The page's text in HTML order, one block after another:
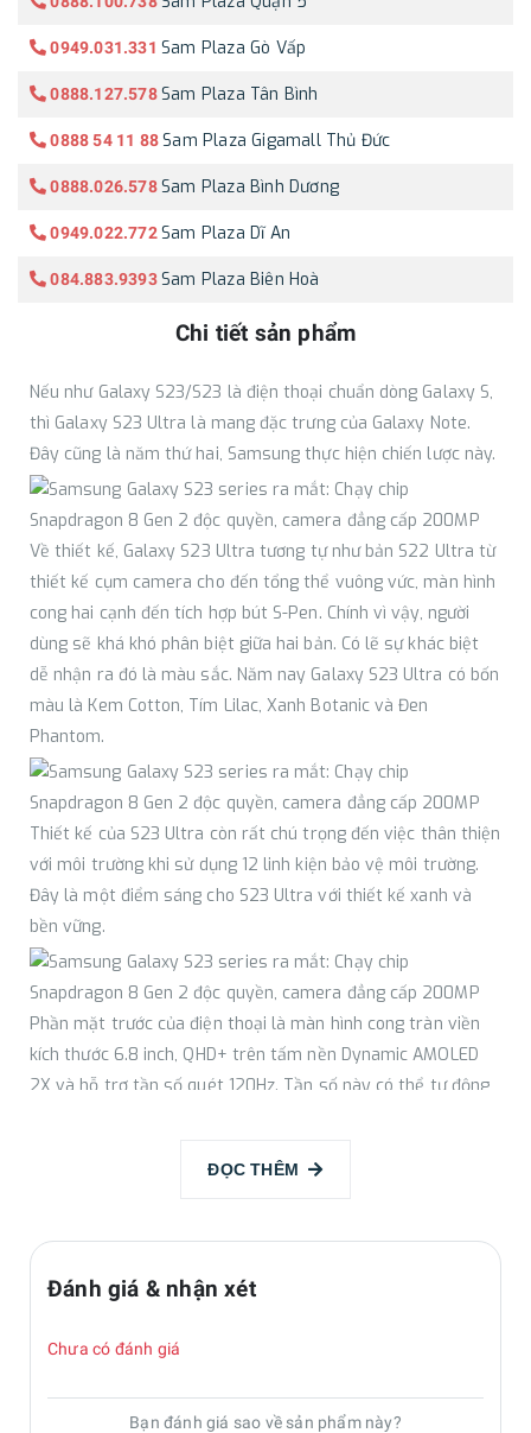
0949.031.331 Sam Plaza Gò Vấp
0888.127.578 Sam Plaza Tân Bình
0888 54 11 88 Sam Plaza Gigamall Thủ Đức
0888.026.578 Sam Plaza Bình Dương
0949.022.772 Sam Plaza Dĩ An
084.883.9393 Sam Plaza Biên Hoà
Chi tiết sản phẩm
Nếu như Galaxy S23/S23 là điện thoại chuẩn dòng Galaxy S,
thì Galaxy S23 Ultra là mang đặc trưng của Galaxy Note.
Đây cũng là năm thứ hai, Samsung thực hiện chiến lược này.
Về thiết kế, Galaxy S23 Ultra tương tự như bản S22 Ultra từ
thiết kế cụm camera cho đến tổng thể vuông vức, màn hình
cong hai cạnh đến tích hợp bút S-Pen. Chính vì vậy, người
dùng sẽ khá khó phân biệt giữa hai bản. Có lẽ sự khác biệt
dễ nhận ra đó là màu sắc. Năm nay Galaxy S23 Ultra có bốn
màu là Kem Cotton, Tím Lilac, Xanh Botanic và Đen
Phantom.
Thiết kế của S23 Ultra còn rất chú trọng đến việc thân thiện
với môi trường khi sử dụng 12 linh kiện bảo vệ môi trường.
Đây là một điểm sáng cho S23 Ultra với thiết kế xanh và
bền vững.
Phần mặt trước của điện thoại là màn hình cong tràn viền
kích thước 6.8 inch, QHD+ trên tấm nền Dynamic AMOLED
2X và hỗ trợ tần số quét 120Hz. Tần số này có thể tự động
Màn hình lớn này khi kết hợp với bút S-Pen cho phép bạn
nâng cao hiệu quả công việc khi có khả năng ghi chú, viết, vẽ
tiện lợi. Các tính năng đặc trưng của bút S-Pen thế hệ mới
còn phải kể đến: Trích xuất văn bản, Chuyển đổi tin nhắn văn
ĐỌC THÊM
Đánh giá & nhận xét
Chưa có đánh giá
Bạn đánh giá sao về sản phẩm này?